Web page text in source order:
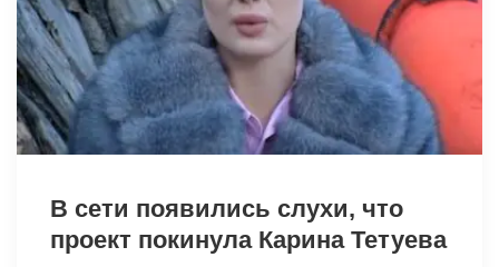
В сети появились слухи, что
проект покинула Карина Тетуева